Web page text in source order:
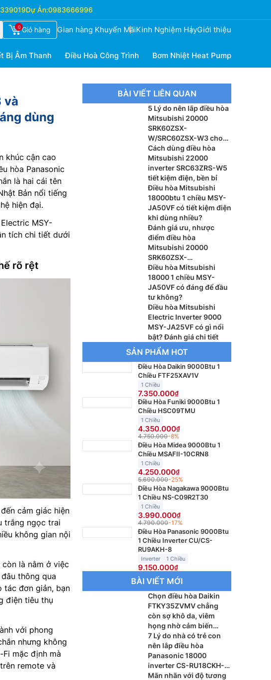
Dự Án:0983666996
0 Giỏ hàng Gian hàng Khuyến MãiKinh Nghiệm HayGiới thiệu
Bị Âm Thanh Điều Hoà Công Trình Bơm Nhiệt Heat Pump
và
dùng
khúc cận cao
hòa Panasonic
là hai cái tên
Bản nổi tiếng
hiện đại.
MSY-
tích chi tiết dưới
rõ rệt
cảm giác hiện
trắng ngọc trai
không gian nội
còn là nằm ở việc
thông qua
tác đơn giản, bạn
điện tiêu thụ
với phong
nhưng không
mặc định mà
remote và
BÀI VIẾT LIÊN QUAN
5 Lý do nên lắp điều hòa
Mitsubishi 20000
SRK60ZSX-
W/SRC60ZSX-W3 cho
phòng khách
Cách dùng điều hòa
Mitsubishi 22000
inverter SRC63ZRS-W5
tiết kiệm điện, bền bỉ
Điều hòa Mitsubishi
18000btu 1 chiều MSY-
JA50VF có tiết kiệm điện
khi dùng nhiều?
Đánh giá ưu, nhược
điểm điều hòa
Mitsubishi 20000
SRK60ZSX-
W/SRC60ZSX-W3
Điều hòa Mitsubishi
18000 1 chiều MSY-
JA50VF có đáng để đầu
tư không?
Điều hòa Mitsubishi
Electric Inverter 9000
MSY-JA25VF có gì nổi
bật? Đánh giá chi tiết
SẢN PHẨM HOT
Điều Hòa Daikin 9000Btu 1
Chiều FTF25XAV1V
1 Chiều
7.350.000
Điều Hòa Funiki 9000Btu 1
Chiều HSC09TMU
1 Chiều
4.350.000
4.750.000-8%
Điều Hòa Midea 9000Btu 1
Chiều MSAFII-10CRN8
1 Chiều
4.250.000
5.690.000-25%
Điều Hòa Nagakawa 9000Btu
1 Chiều NS-C09R2T30
1 Chiều
3.990.000
4.790.000-17%
Điều Hòa Panasonic 9000Btu
1 Chiều Inverter CU/CS-
RU9AKH-8
Inverter 1 Chiều
9.150.000
BÀI VIẾT MỚI
Chọn điều hòa Daikin
FTKY35ZVMV chẳng
còn sợ khô da, viêm
họng nhờ cảm biến
Humidity Sensor
7 Lý do nhà có trẻ con
nên lắp điều hòa
Panasonic 18000
inverter CS-RU18CKH-
8BD
Mãn nhãn với độ tương